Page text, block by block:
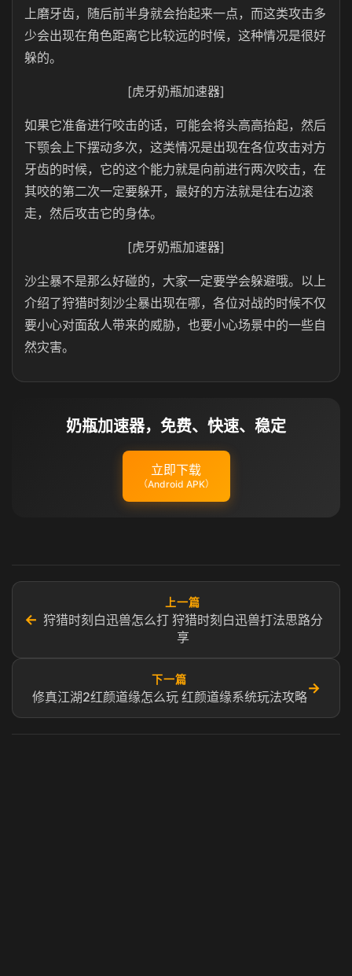
上磨牙齿，随后前半身就会抬起来一点，而这类攻击多
少会出现在角色距离它比较远的时候，这种情况是很好
躲的。
[虎牙奶瓶加速器]
如果它准备进行咬击的话，可能会将头高高抬起，然后
下颚会上下摆动多次，这类情况是出现在各位攻击对方
牙齿的时候，它的这个能力就是向前进行两次咬击，在
其咬的第二次一定要躲开，最好的方法就是往右边滚
走，然后攻击它的身体。
[虎牙奶瓶加速器]
沙尘暴不是那么好碰的，大家一定要学会躲避哦。以上
介绍了狩猎时刻沙尘暴出现在哪，各位对战的时候不仅
要小心对面敌人带来的威胁，也要小心场景中的一些自
然灾害。
奶瓶加速器，免费、快速、稳定
立即下载
（Android APK）
←
上一篇
狩猎时刻白迅兽怎么打 狩猎时刻白迅兽打法思路分
享
下一篇
修真江湖2红颜道缘怎么玩 红颜道缘系统玩法攻略
→